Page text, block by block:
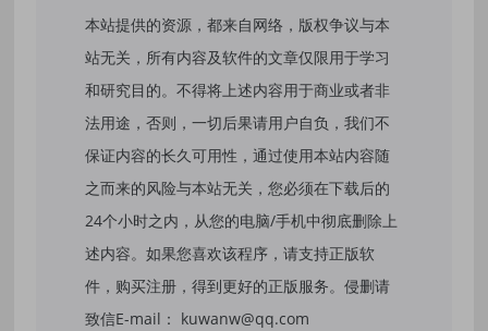
本站提供的资源，都来自网络，版权争议与本
站无关，所有内容及软件的文章仅限用于学习
和研究目的。不得将上述内容用于商业或者非
法用途，否则，一切后果请用户自负，我们不
保证内容的长久可用性，通过使用本站内容随
之而来的风险与本站无关，您必须在下载后的
24个小时之内，从您的电脑/手机中彻底删除上
述内容。如果您喜欢该程序，请支持正版软
件，购买注册，得到更好的正版服务。侵删请
致信E-mail： kuwanw@qq.com